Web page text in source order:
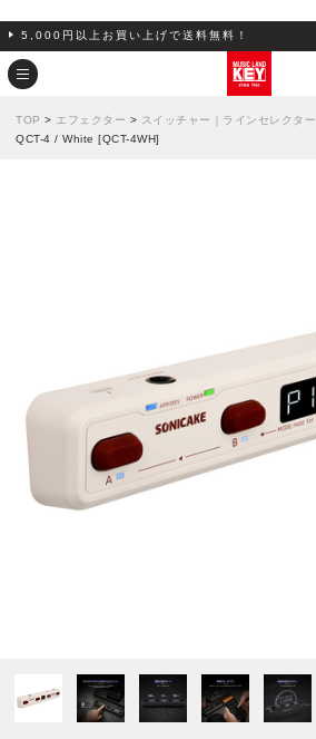
5,000円以上お買い上げで送料無料！
TOP > エフェクター > スイッチャー｜ラインセレクター
QCT-4 / White [QCT-4WH]